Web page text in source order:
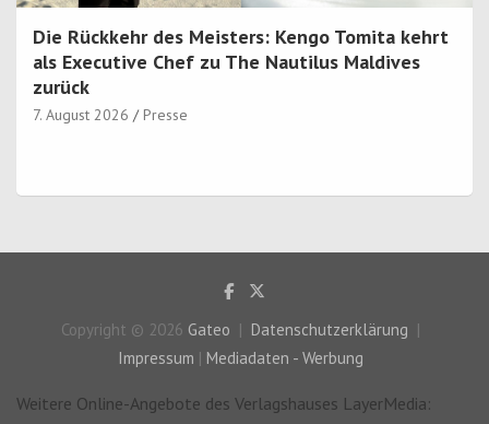
Die Rückkehr des Meisters: Kengo Tomita kehrt
als Executive Chef zu The Nautilus Maldives
zurück
7. August 2026 Presse
Copyright © 2026 Gateo
Datenschutzerklärung
Impressum | Mediadaten - Werbung
Weitere Online-Angebote des Verlagshauses LayerMedia: